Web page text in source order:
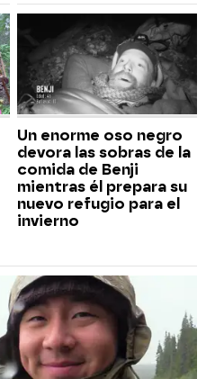
Un enorme oso negro
devora las sobras de la
comida de Benji
mientras él prepara su
nuevo refugio para el
invierno